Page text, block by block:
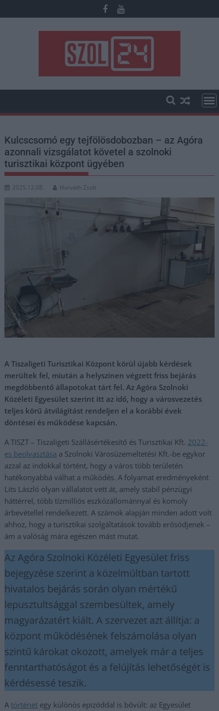
to
Kulcscsomó egy tejfölösdobozban – az Agóra
azonnali vizsgálatot követel a szolnoki
turisztikai központ ügyében
2025.12.08. Horváth Zsolt
A Tiszaligeti Turisztikai Központ körül újabb kérdések
merültek fel, miután a helyszínen végzett friss bejárás
megdöbbentő állapotokat tárt fel. Az Agóra Szolnoki
Közéleti Egyesület szerint itt az idő, hogy a városvezetés
teljes körű átvilágítást rendeljen el a korábbi évek
döntései és működése kapcsán.
A TISZT – Tiszaligeti Szállásértékesítő és Turisztikai Kft. 2022-
es beolvasztása a Szolnoki Városüzemeltetési Kft.-be egykor
azzal az indokkal történt, hogy a város több területén
hatékonyabbá válhat a működés. A folyamat eredményeként
Lits László olyan vállalatot vett át, amely stabil pénzügyi
háttérrel, több tízmilliós eszközállománnyal és komoly
árbevétellel rendelkezett. A számok alapján minden adott volt
ahhoz, hogy a turisztikai szolgáltatások tovább erősödjenek –
ám a valóság mára egészen mást mutat.
Az Agóra Szolnoki Közéleti Egyesület friss
bejegyzése szerint a közelmúltban tartott
hivatalos bejárás során olyan mértékű
lepusztultsággal szembesültek, amely
magyarázatért kiált. A szervezet azt állítja: a
központ működésének felszámolása olyan
szintű károkat okozott, amelyek már a teljes
fenntarthatóságot és a felújítás lehetőségét is
kérdésessé teszik.
Atörténet egy különös epizóddal is bővült: az Egyesület